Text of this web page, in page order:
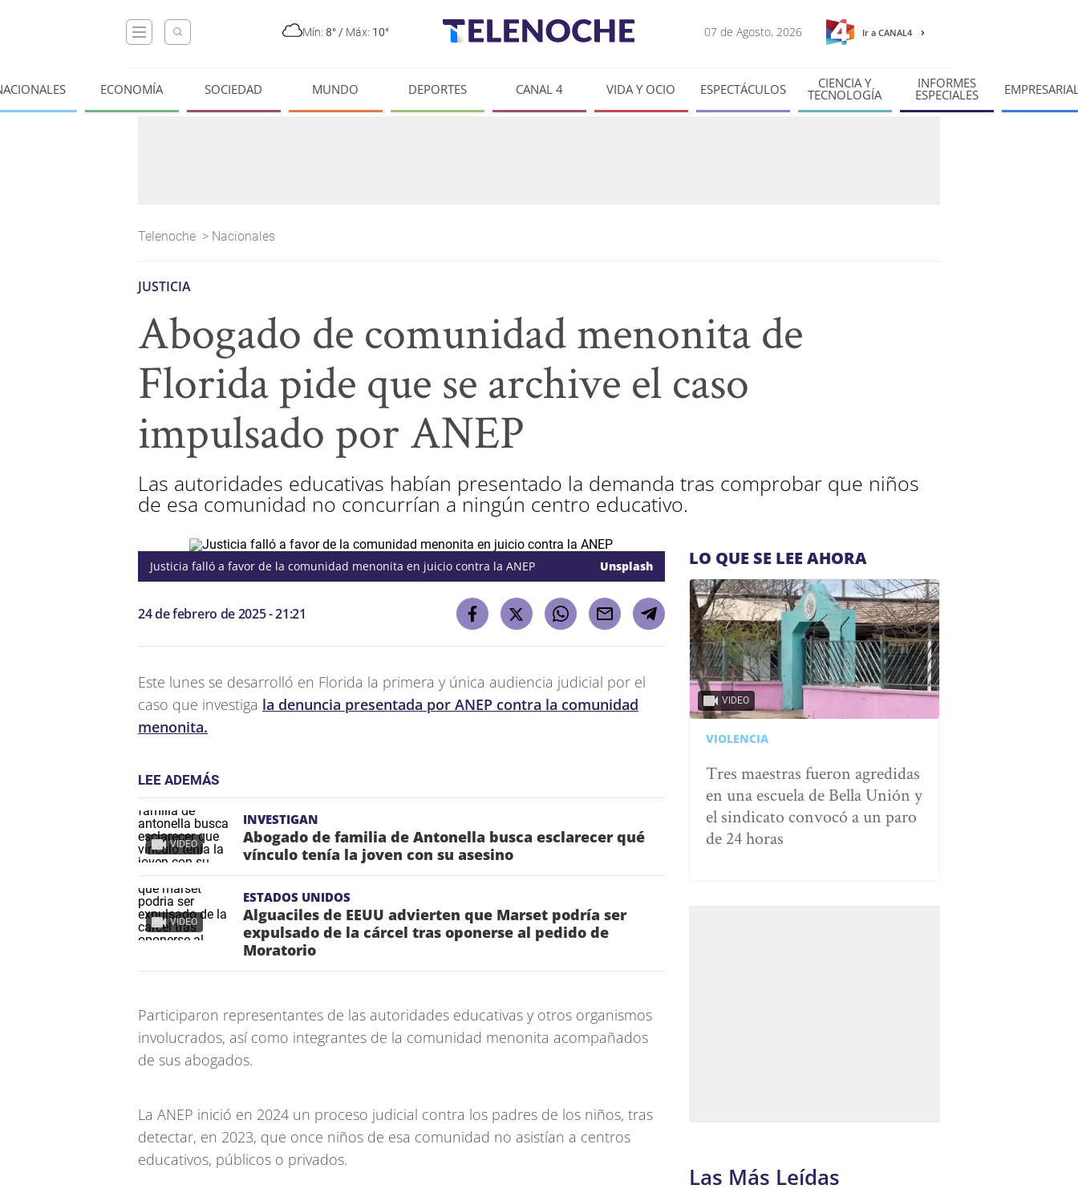
Mín: 8° / Máx: 10° 07 de Agosto, 2026 Ir a CANAL4
ECONOMÍA SOCIEDAD MUNDO DEPORTES CANAL 4 VIDA Y OCIO ESPECTÁCULOS CIENCIA Y
TECNOLOGÍA
INFORMES
ESPECIALES
Telenoche > Nacionales
JUSTICIA
Abogado de comunidad menonita de
Florida pide que se archive el caso
impulsado por ANEP
Las autoridades educativas habían presentado la demanda tras comprobar que niños
de esa comunidad no concurrían a ningún centro educativo.
Justicia falló a favor de la comunidad menonita en juicio contra la ANEP Unsplash
24 de febrero de 2025 - 21:21
Este lunes se desarrolló en Florida la primera y única audiencia judicial por el
caso que investiga la denuncia presentada por ANEP contra la comunidad
menonita.
LEE ADEMÁS
VIDEO
INVESTIGAN
Abogado de familia de Antonella busca esclarecer qué
vínculo tenía la joven con su asesino
VIDEO
ESTADOS UNIDOS
Alguaciles de EEUU advierten que Marset podría ser
expulsado de la cárcel tras oponerse al pedido de
Moratorio
Participaron representantes de las autoridades educativas y otros organismos
involucrados, así como integrantes de la comunidad menonita acompañados
de sus abogados.
La ANEP inició en 2024 un proceso judicial contra los padres de los niños, tras
detectar, en 2023, que once niños de esa comunidad no asistían a centros
educativos, públicos o privados.
LO QUE SE LEE AHORA
VIDEO
VIOLENCIA
Tres maestras fueron agredidas
en una escuela de Bella Unión y
el sindicato convocó a un paro
de 24 horas
Las Más Leídas